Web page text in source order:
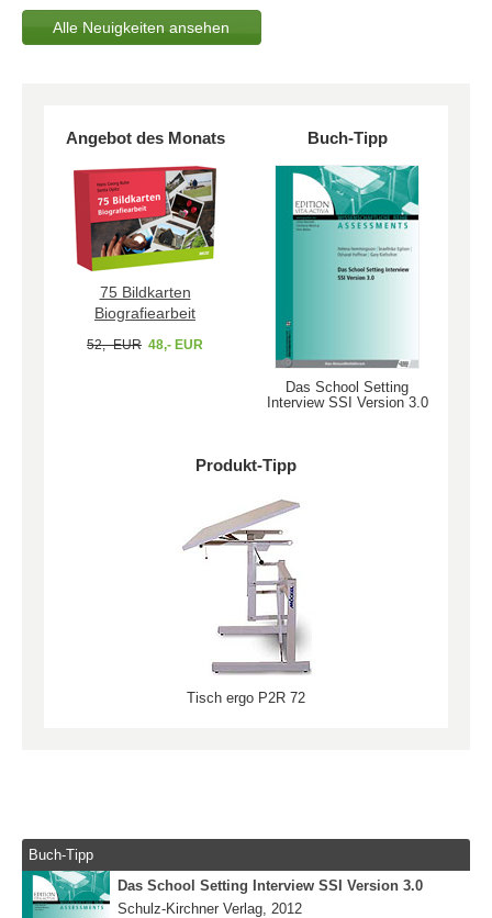
Alle Neuigkeiten ansehen
Angebot des Monats
75 Bildkarten
Biografiearbeit
52,- EUR 48,- EUR
Buch-Tipp
Das School Setting
Interview SSI Version 3.0
Produkt-Tipp
Tisch ergo P2R 72
Buch-Tipp
Das School Setting Interview SSI Version 3.0
Schulz-Kirchner Verlag, 2012